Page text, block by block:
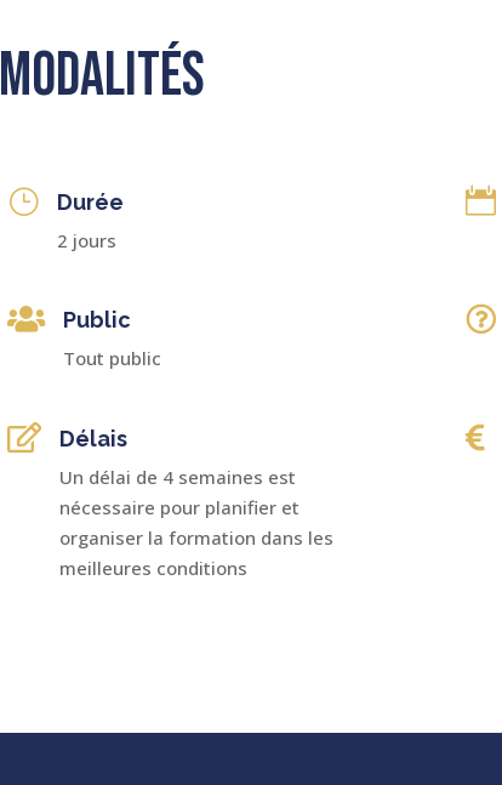
Modalités
} Durée
2 jours

 Public
Tout public

 Délais
Un délai de 4 semaines est
nécessaire pour planifier et
organiser la formation dans les
meilleures conditions
